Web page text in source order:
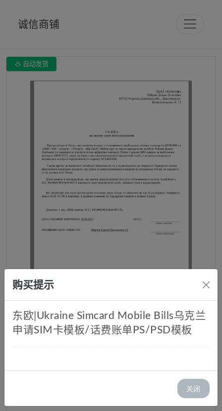
诚信商铺
 自动发货
购买提示
东欧|Ukraine Simcard Mobile Bills乌克兰
申请SIM卡模板/话费账单PS/PSD模板
关闭